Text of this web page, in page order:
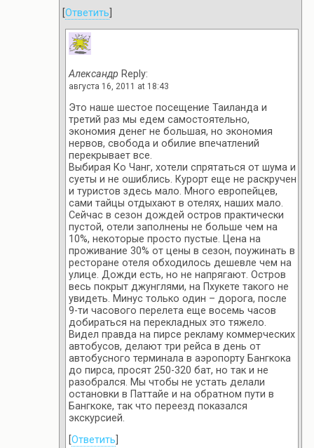
Ответить
Александр Reply:
августа 16, 2011 at 18:43
Это наше шестое посещение Таиланда и
третий раз мы едем самостоятельно,
экономия денег не большая, но экономия
нервов, свобода и обилие впечатлений
перекрывает все.
Выбирая Ко Чанг, хотели спрятаться от шума и
суеты и не ошиблись. Курорт еще не раскручен
и туристов здесь мало. Много европейцев,
сами тайцы отдыхают в отелях, наших мало.
Сейчас в сезон дождей остров практически
пустой, отели заполнены не больше чем на
10%, некоторые просто пустые. Цена на
проживание 30% от цены в сезон, поужинать в
ресторане отеля обходилось дешевле чем на
улице. Дожди есть, но не напрягают. Остров
весь покрыт джунглями, на Пхукете такого не
увидеть. Минус только один – дорога, после
9-ти часового перелета еще восемь часов
добираться на перекладных это тяжело.
Видел правда на пирсе рекламу коммерческих
автобусов, делают три рейса в день от
автобусного терминала в аэропорту Бангкока
до пирса, просят 250-320 бат, но так и не
разобрался. Мы чтобы не устать делали
остановки в Паттайе и на обратном пути в
Бангкоке, так что переезд показался
экскурсией.
Ответить